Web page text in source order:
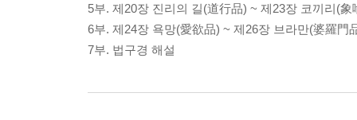
5부. 제20장 진리의 길(道行品) ~ 제23장 코끼리(象
6부. 제24장 욕망(愛欲品) ~ 제26장 브라만(婆羅門
7부. 법구경 해설